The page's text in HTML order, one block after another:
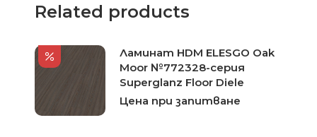
Related products
Ламинат HDM ELESGO Oak
Moor №772328-серия
Superglanz Floor Diele
Цена при запитване